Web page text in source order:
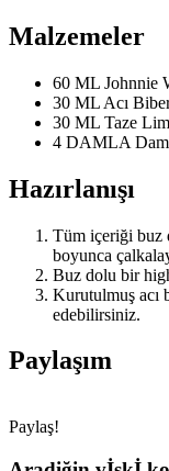
Malzemeler
60 ML Johnnie
30 ML Acı
30 ML Taze
4 DAMLA
Hazırlanışı
Tüm içeriği buz
boyunca
Buz dolu bir
Kurutulmuş acı
edebilirsiniz.
Paylaşım
Paylaş!